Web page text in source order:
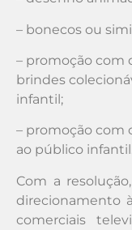
– bonecos ou
– promoção com
brindes
infantil;
– promoção com
ao público
Com a
direcionamento
comerciais